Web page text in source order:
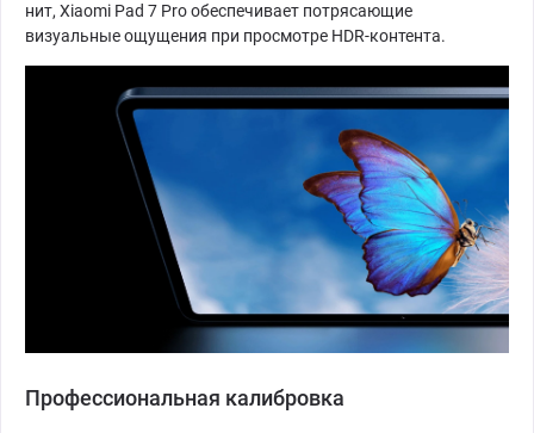
нит, Xiaomi Pad 7 Pro обеспечивает потрясающие
визуальные ощущения при просмотре HDR-контента.
Профессиональная калибровка